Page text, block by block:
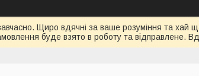
Щиро вдячні за ваше розуміння та хай
буде взято в роботу та відправлене.